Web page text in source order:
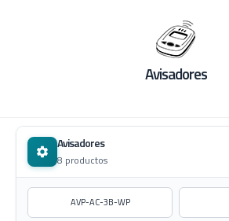
Avisadores
Avisadores
8 productos
AVP-AC-3B-WP